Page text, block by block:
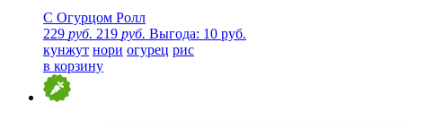
С Огурцом Ролл
229 руб. 219 руб. Выгода: 10 руб.
кунжут нори огурец рис
в корзину